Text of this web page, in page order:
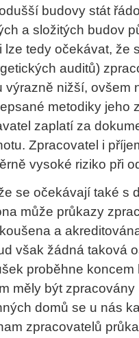
budovy stát
a složitých budov
lze tedy očekávat, že
auditů)
výrazně nižší, ovšem
metodiky jeho
zaplatí za
Zpracovatel i
vysoké riziko při
se očekávají také s
může průkazy
a
však žádná taková
proběhne
měly být
domů se u nás
zpracovatelů